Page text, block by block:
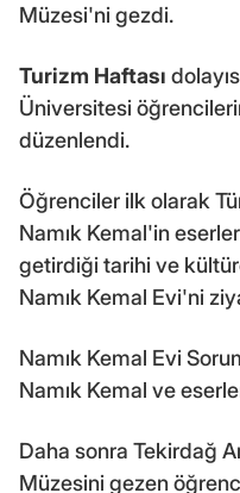
Müzesi'ni gezdi.
Turizm Haftası
Üniversitesi
düzenlendi.
Öğrenciler ilk olarak
Namık Kemal'in
getirdiği tarihi ve
Namık Kemal Evi'ni
Namık Kemal Evi
Namık Kemal ve
Daha sonra Tekirdağ
Müzesini gezen